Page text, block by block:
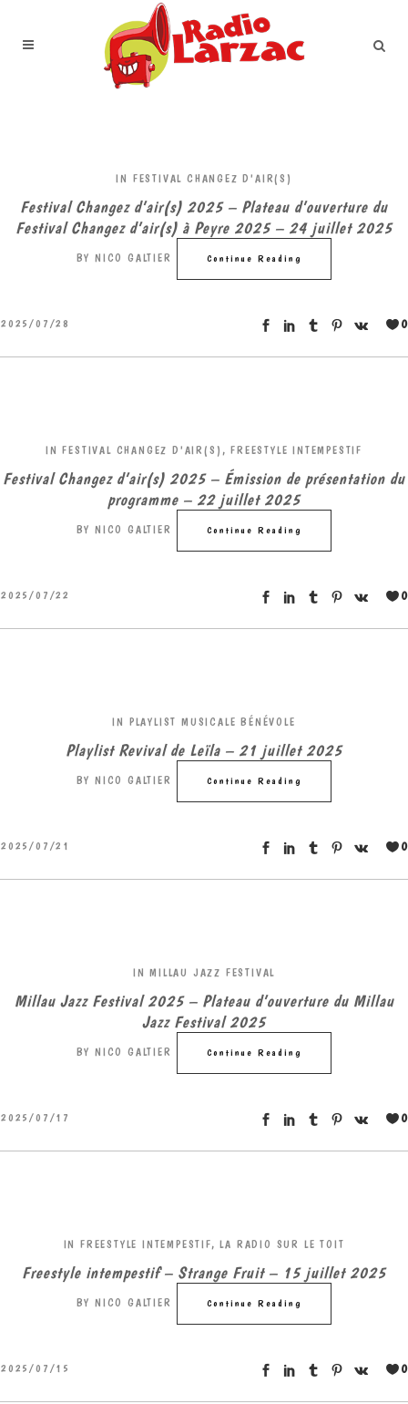
IN FESTIVAL CHANGEZ D'AIR(S)
Festival Changez d’air(s) 2025 – Plateau d’ouverture du
Festival Changez d’air(s) à Peyre 2025 – 24 juillet 2025
BY NICO GALTIER Continue Reading
2025/07/28 0
IN FESTIVAL CHANGEZ D'AIR(S) , FREESTYLE INTEMPESTIF
Festival Changez d’air(s) 2025 – Émission de présentation du
programme – 22 juillet 2025
BY NICO GALTIER Continue Reading
2025/07/22 0
IN PLAYLIST MUSICALE BÉNÉVOLE
Playlist Revival de Leïla – 21 juillet 2025
BY NICO GALTIER Continue Reading
2025/07/21 0
IN MILLAU JAZZ FESTIVAL
Millau Jazz Festival 2025 – Plateau d’ouverture du Millau
Jazz Festival 2025
BY NICO GALTIER Continue Reading
2025/07/17 0
IN FREESTYLE INTEMPESTIF, LA RADIO SUR LE TOIT
Freestyle intempestif – Strange Fruit – 15 juillet 2025
BY NICO GALTIER Continue Reading
2025/07/15 0